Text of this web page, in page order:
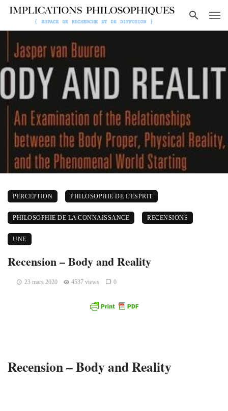
PERCEPTION PHILOSOPHIE DE L'ESPRIT
PHILOSOPHIE DE LA CONNAISSANCE RECENSIONS
UNE
Recension – Body and Reality
23 mars 2020 4537 views 0
Recension – Body and Reality